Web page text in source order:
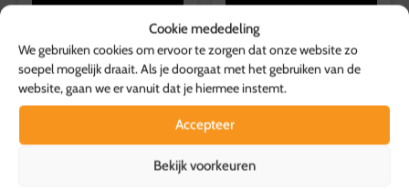
Cookie mededeling
We gebruiken cookies om ervoor te zorgen dat onze website zo
soepel mogelijk draait. Als je doorgaat met het gebruiken van de
website, gaan we er vanuit dat je hiermee instemt.
Accepteer
Bekijk voorkeuren